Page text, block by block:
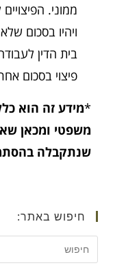
ממוני.
ויהיו בסכום
בית הדין
פיצוי בסכום
*מידע זה הוא
משפטי ומכאן
שנתקבלה
חיפוש באתר: